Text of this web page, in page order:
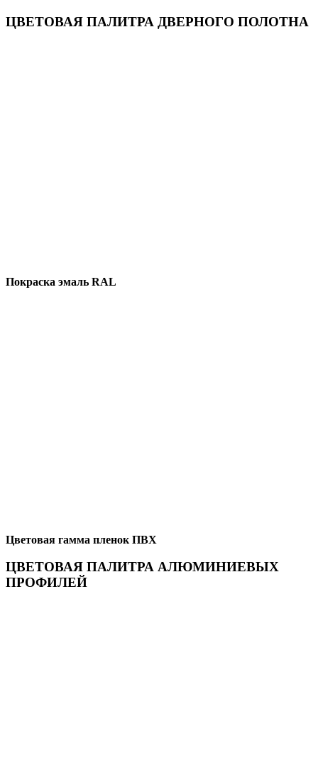
ЦВЕТОВАЯ ПАЛИТРА ДВЕРНОГО ПОЛОТНА
Покраска эмаль RAL
Цветовая гамма пленок ПВХ
ЦВЕТОВАЯ ПАЛИТРА АЛЮМИНИЕВЫХ
ПРОФИЛЕЙ